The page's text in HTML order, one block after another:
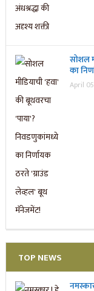
सोशल
का
April
TOP NEWS